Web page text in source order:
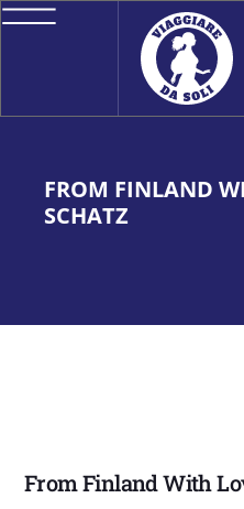
FROM FINLAND
SCHATZ
From Finland With